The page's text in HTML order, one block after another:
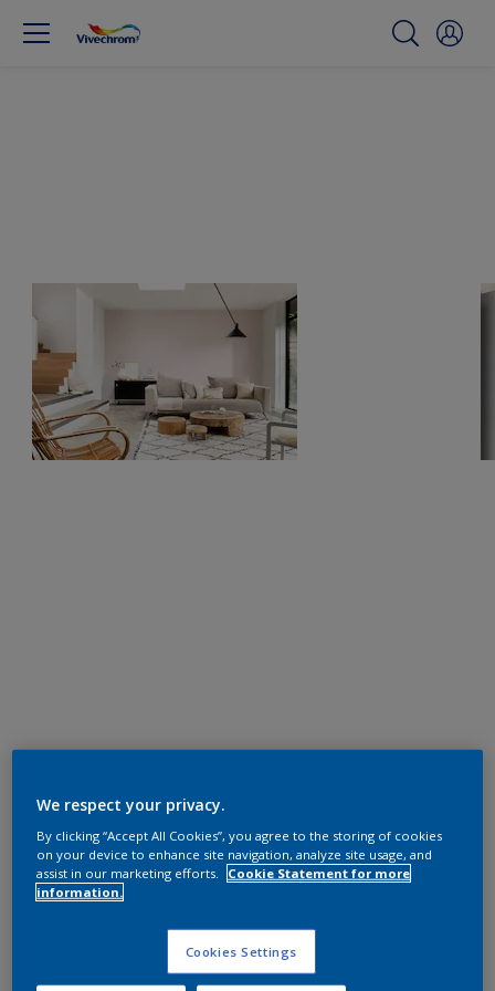
We respect your privacy.
By clicking “Accept All Cookies”, you agree to the storing of cookies
on your device to enhance site navigation, analyze site usage, and
assist in our marketing efforts.
Cookie Statement for more
information.
Cookies Settings